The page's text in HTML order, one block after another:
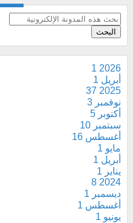
2026
1
أبريل 1
2025
37
نوفمبر 3
أكتوبر 5
سبتمبر 10
أغسطس 16
مايو 1
أبريل 1
يناير 1
2024
8
ديسمبر 1
أغسطس 1
يونيو 1